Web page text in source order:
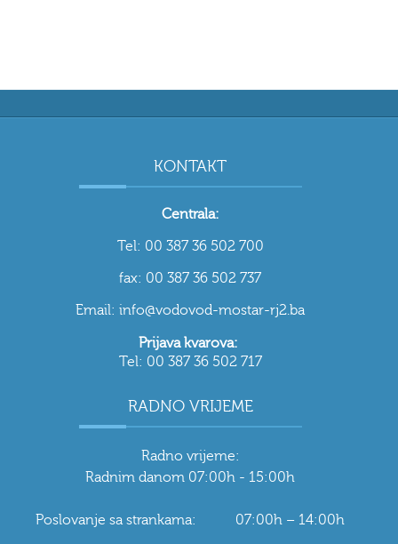
KONTAKT
Centrala:
Tel: 00 387 36 502 700
fax: 00 387 36 502 737
Email: info@vodovod-mostar-rj2.ba
Prijava kvarova:
Tel: 00 387 36 502 717
RADNO VRIJEME
Radno vrijeme:
Radnim danom 07:00h - 15:00h
Poslovanje sa strankama: 07:00h – 14:00h